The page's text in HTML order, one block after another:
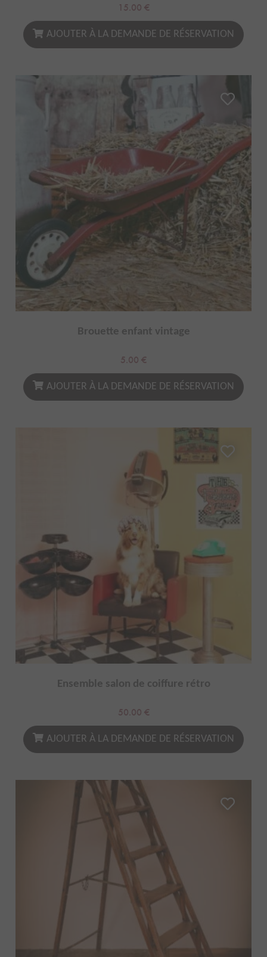
15.00 €
AJOUTER À LA DEMANDE DE RÉSERVATION
Brouette enfant vintage
5.00 €
AJOUTER À LA DEMANDE DE RÉSERVATION
Ensemble salon de coiffure rétro
50.00 €
AJOUTER À LA DEMANDE DE RÉSERVATION